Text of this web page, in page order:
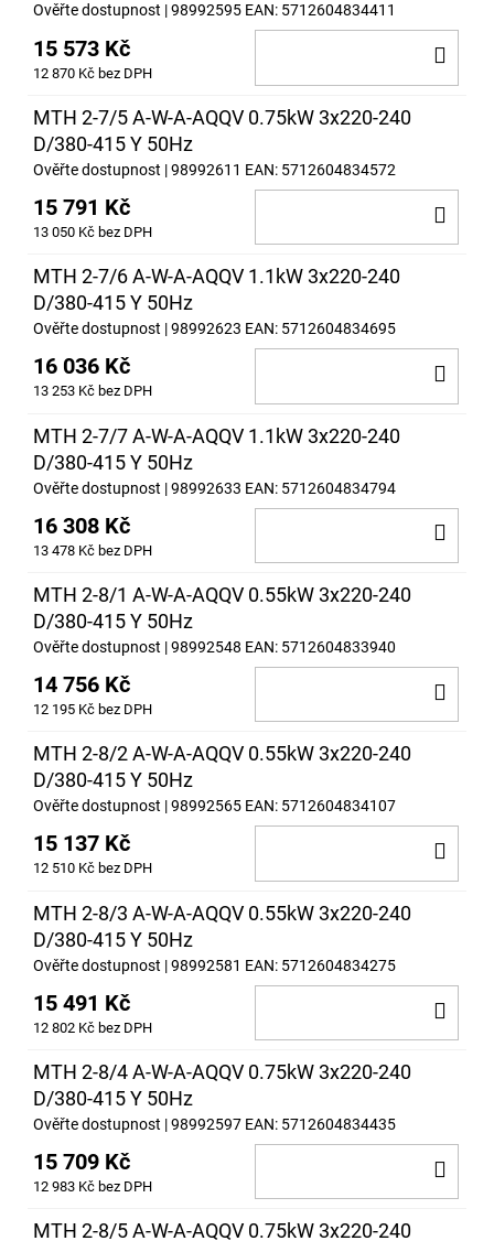
Ověřte dostupnost | 98992595 EAN: 5712604834411
15 573 Kč
12 870 Kč bez DPH
MTH 2-7/5 A-W-A-AQQV 0.75kW 3x220-240
D/380-415 Y 50Hz
Ověřte dostupnost | 98992611 EAN: 5712604834572
15 791 Kč
13 050 Kč bez DPH
MTH 2-7/6 A-W-A-AQQV 1.1kW 3x220-240
D/380-415 Y 50Hz
Ověřte dostupnost | 98992623 EAN: 5712604834695
16 036 Kč
13 253 Kč bez DPH
MTH 2-7/7 A-W-A-AQQV 1.1kW 3x220-240
D/380-415 Y 50Hz
Ověřte dostupnost | 98992633 EAN: 5712604834794
16 308 Kč
13 478 Kč bez DPH
MTH 2-8/1 A-W-A-AQQV 0.55kW 3x220-240
D/380-415 Y 50Hz
Ověřte dostupnost | 98992548 EAN: 5712604833940
14 756 Kč
12 195 Kč bez DPH
MTH 2-8/2 A-W-A-AQQV 0.55kW 3x220-240
D/380-415 Y 50Hz
Ověřte dostupnost | 98992565 EAN: 5712604834107
15 137 Kč
12 510 Kč bez DPH
MTH 2-8/3 A-W-A-AQQV 0.55kW 3x220-240
D/380-415 Y 50Hz
Ověřte dostupnost | 98992581 EAN: 5712604834275
15 491 Kč
12 802 Kč bez DPH
MTH 2-8/4 A-W-A-AQQV 0.75kW 3x220-240
D/380-415 Y 50Hz
Ověřte dostupnost | 98992597 EAN: 5712604834435
15 709 Kč
12 983 Kč bez DPH
MTH 2-8/5 A-W-A-AQQV 0.75kW 3x220-240